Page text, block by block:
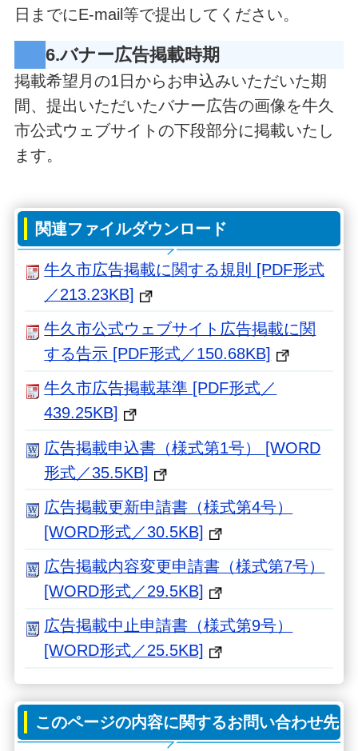
日までにE-mail等で提出してください。
6.バナー広告掲載時期
掲載希望月の1日からお申込みいただいた期
間、提出いただいたバナー広告の画像を牛久
市公式ウェブサイトの下段部分に掲載いたし
ます。
関連ファイルダウンロード
牛久市広告掲載に関する規則 [PDF形式
／213.23KB]
牛久市公式ウェブサイト広告掲載に関
する告示 [PDF形式／150.68KB]
牛久市広告掲載基準 [PDF形式／
439.25KB]
広告掲載申込書（様式第1号） [WORD
形式／35.5KB]
広告掲載更新申請書（様式第4号）
[WORD形式／30.5KB]
広告掲載内容変更申請書（様式第7号）
[WORD形式／29.5KB]
広告掲載中止申請書（様式第9号）
[WORD形式／25.5KB]
このページの内容に関するお問い合わせ先